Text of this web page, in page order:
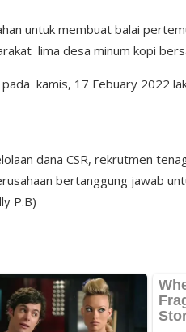
untuk membuat balai
lima desa minum kopi
kamis, 17 Febuary 2022
dana CSR, rekrutmen
bertanggung jawab
P.B)